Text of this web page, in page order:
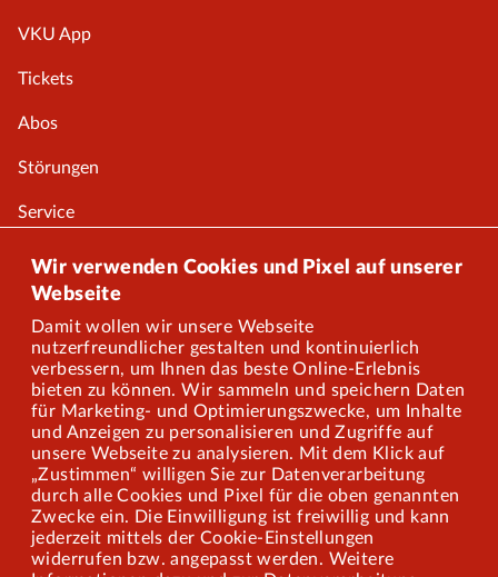
Wir verwenden Cookies und Pixel auf unserer
Webseite
Damit wollen wir unsere Webseite
nutzerfreundlicher gestalten und kontinuierlich
verbessern, um Ihnen das beste Online-Erlebnis
bieten zu können. Wir sammeln und speichern Daten
für Marketing- und Optimierungszwecke, um Inhalte
und Anzeigen zu personalisieren und Zugriffe auf
unsere Webseite zu analysieren. Mit dem Klick auf
„Zustimmen“ willigen Sie zur Datenverarbeitung
durch alle Cookies und Pixel für die oben genannten
Zwecke ein. Die Einwilligung ist freiwillig und kann
jederzeit mittels der Cookie-Einstellungen
widerrufen bzw. angepasst werden. Weitere
VKU App
Tickets
Abos
Störungen
Service
Onlineshop
Über uns
Karriere
Presse
Mitarbeiterportal
Barrierefreiheit